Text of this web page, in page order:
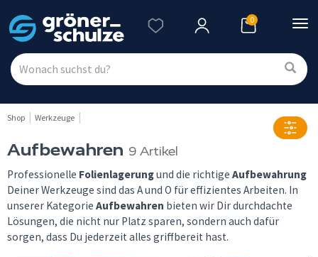
0
Shop Werkzeuge
Aufbewahren 9 Artikel
Professionelle Folienlagerungund die richtige Aufbewahrung
Deiner Werkzeuge sind das A und O für effizientes Arbeiten. In
unserer Kategorie Aufbewahren bieten wir Dir durchdachte
Lösungen, die nicht nur Platz sparen, sondern auch dafür
sorgen, dass Du jederzeit alles griffbereit hast.